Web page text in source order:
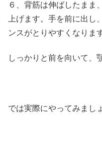
６、背筋は伸ばしたまま
上げます。手を前に出し
ンスがとりやすくなりま
しっかりと前を向いて、
では実際にやってみまし